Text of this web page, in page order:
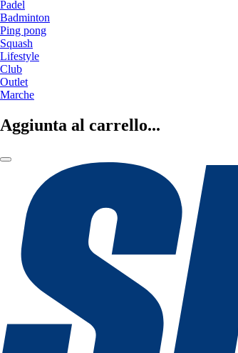
Padel
Badminton
Ping pong
Squash
Lifestyle
Club
Outlet
Marche
Aggiunta al carrello...